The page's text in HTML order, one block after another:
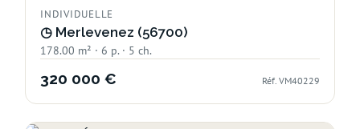
INDIVIDUELLE
◷ Merlevenez (56700)
178.00 m² · 6 p. · 5 ch.
320 000 € Réf. VM40229